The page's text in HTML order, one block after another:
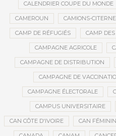
CALENDRIER COUPE DU MONDE
CAMEROUN CAMIONS-
CAMP DE RÉFUGIÉS CAMP
CAMPAGNE AGRICOLE
CAMPAGNE DE DISTRIBUTION
CAMPAGNE DE
CAMPAGNE ÉLECTORALE
CAMPUS UNIVERSITAIRE
CAN CÔTE D'IVOIRE CAN